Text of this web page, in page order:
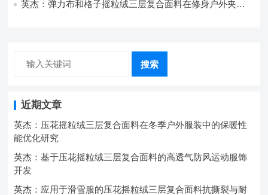
英杰：弹力布和格子摇粒绒三层复合面料在修身户外夹克
搜索
近期文章
英杰：压花摇粒绒三层复合面料在冬季户外服装中的保暖性
能优化研究
英杰：基于压花摇粒绒三层复合面料的高透气防风运动服饰
开发
英杰：应用于滑雪服的压花摇粒绒三层复合面料抗撕裂与耐